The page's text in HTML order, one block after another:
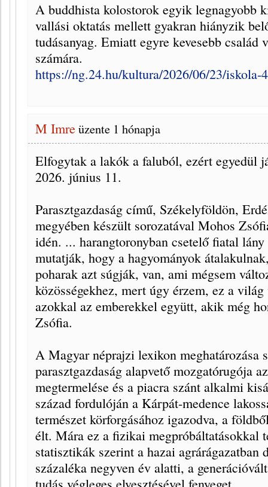
A buddhista kolostorok egyik legnagyobb
vallási oktatás mellett gyakran hiányzik
tudásanyag. Emiatt egyre kevesebb család
számára.
https://ng.24.hu/kultura/2026/06/23/iskola-
M Imreüzente 1 hónapja
Elfogytak a lakók a faluból, ezért egyedül
2026. június 11.
Parasztgazdaság című, Székelyföldön,
megyében készült sorozatával Mohos
idén. ... harangtoronyban csetelő fiatal
mutatják, hogy a hagyományok
poharak azt súgják, van, ami mégsem
közösségekhez, mert úgy érzem, ez a
azokkal az emberekkel együtt, akik még
Zsófia.
A Magyar néprajzi lexikon meghatározása
parasztgazdaság alapvető mozgatórugója
megtermelése és a piacra szánt alkalmi
század fordulóján a Kárpát-medence
természet körforgásához igazodva, a
élt. Mára ez a fizikai megpróbáltatásokkal
statisztikák szerint a hazai agrárágazatban
százaléka negyven év alatti, a